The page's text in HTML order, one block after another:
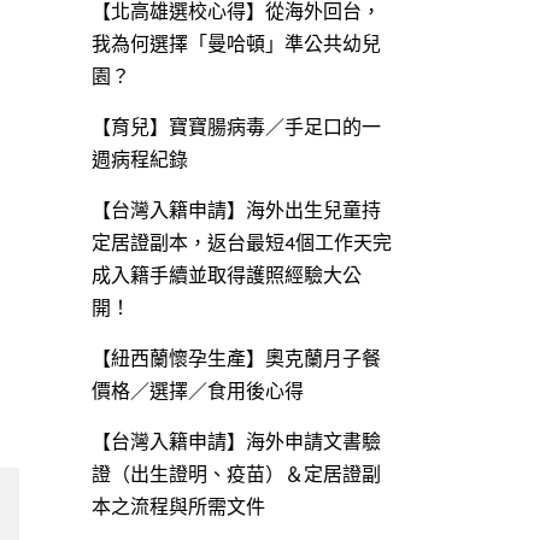
【北高雄選校心得】從海外回台，
我為何選擇「曼哈頓」準公共幼兒
園？
【育兒】寶寶腸病毒／手足口的一
週病程紀錄
【台灣入籍申請】海外出生兒童持
定居證副本，返台最短4個工作天完
成入籍手續並取得護照經驗大公
開！
【紐西蘭懷孕生產】奧克蘭月子餐
價格／選擇／食用後心得
【台灣入籍申請】海外申請文書驗
證（出生證明、疫苗）＆定居證副
本之流程與所需文件